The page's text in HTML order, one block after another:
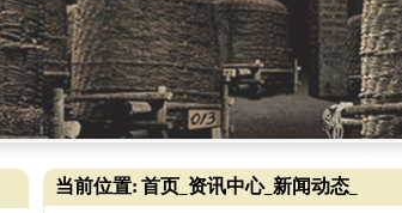
当前位置: 首页 资讯中心_ 新闻动态